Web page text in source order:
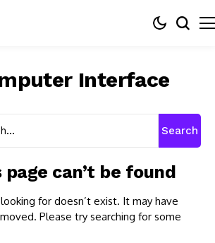
Interface
Search
page can’t be found
for doesn’t exist. It may have
Please try searching for some